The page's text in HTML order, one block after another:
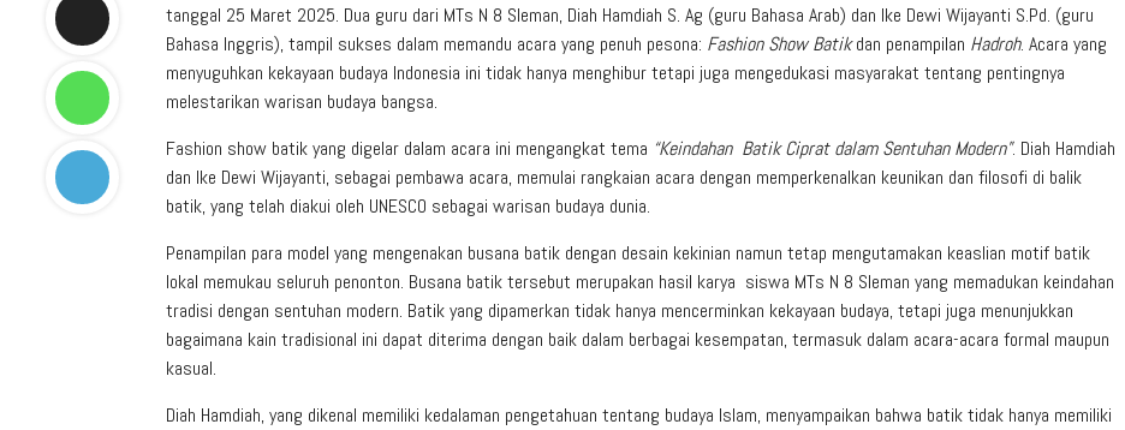
tanggal 25 Maret 2025. Dua guru dari MTs N 8 Sleman, Diah Hamdiah S. Ag (guru Bahasa Arab) dan Ike Dewi Wijayanti S.Pd. (guru
Bahasa Inggris), tampil sukses dalam memandu acara yang penuh pesona: Fashion Show Batikdan penampilan Hadroh. Acara yang
menyuguhkan kekayaan budaya Indonesia ini tidak hanya menghibur tetapi juga mengedukasi masyarakat tentang pentingnya
melestarikan warisan budaya bangsa.
Fashion show batik yang digelar dalam acara ini mengangkat tema “Keindahan Batik Ciprat dalam Sentuhan Modern”. Diah Hamdiah
dan Ike Dewi Wijayanti, sebagai pembawa acara, memulai rangkaian acara dengan memperkenalkan keunikan dan filosofi di balik
batik, yang telah diakui oleh UNESCO sebagai warisan budaya dunia.
Penampilan para model yang mengenakan busana batik dengan desain kekinian namun tetap mengutamakan keaslian motif batik
lokal memukau seluruh penonton. Busana batik tersebut merupakan hasil karya siswa MTs N 8 Sleman yang memadukan keindahan
tradisi dengan sentuhan modern. Batik yang dipamerkan tidak hanya mencerminkan kekayaan budaya, tetapi juga menunjukkan
bagaimana kain tradisional ini dapat diterima dengan baik dalam berbagai kesempatan, termasuk dalam acara-acara formal maupun
kasual.
Diah Hamdiah, yang dikenal memiliki kedalaman pengetahuan tentang budaya Islam, menyampaikan bahwa batik tidak hanya memiliki